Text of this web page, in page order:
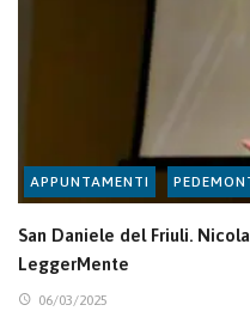
APPUNTAMENTI
San Daniele del Friuli.
LeggerMente
06/03/2025